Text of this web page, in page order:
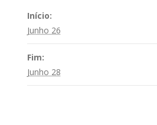
Início:
Junho 26
Fim:
Junho 28